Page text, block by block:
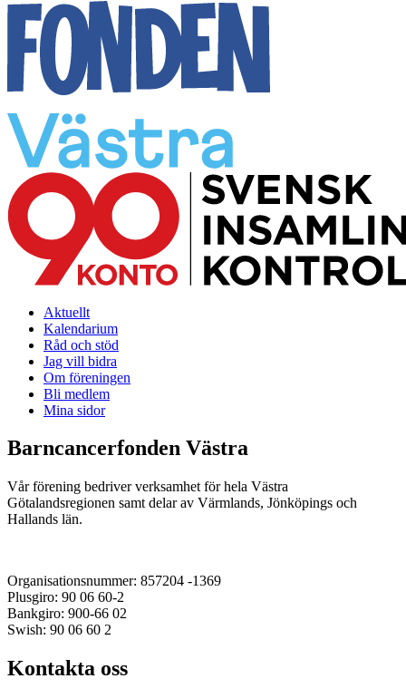
Aktuellt
Kalendarium
Råd och stöd
Jag vill bidra
Om föreningen
Bli medlem
Mina sidor
Barncancerfonden Västra
Vår förening bedriver verksamhet för hela Västra
Götalandsregionen samt delar av Värmlands, Jönköpings och
Hallands län.
Organisationsnummer: 857204 -1369
Plusgiro: 90 06 60-2
Bankgiro: 900-66 02
Swish: 90 06 60 2
Kontakta oss